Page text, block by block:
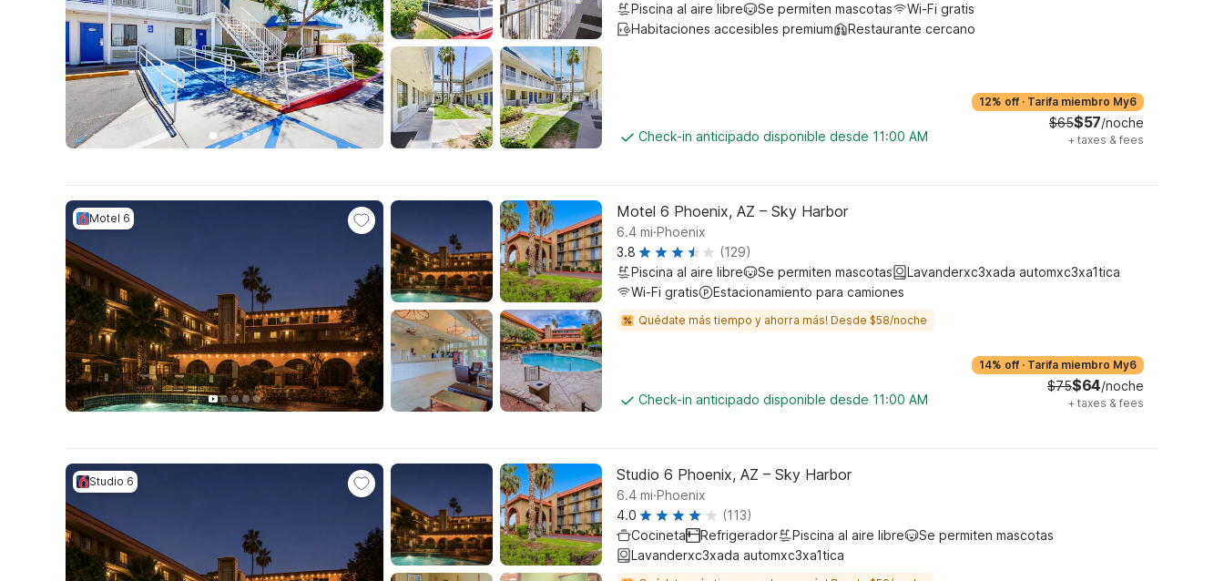
Piscina al aire libre
Se permiten mascotas
Wi-Fi gratis
Habitaciones accesibles premium
Restaurante cercano
Check-in anticipado disponible desde 11:00 AM
12% off · Tarifa miembro My6
$65$57/noche
+ taxes & fees
Motel 6 Motel 6 Phoenix, AZ – Sky Harbor
6.4 mi.Phoenix
3.8
(129)
Piscina al aire libre
Se permiten mascotas
Lavanderxc3xada automxc3xa1tica
Wi-Fi gratis
Estacionamiento para camiones
Quédate más tiempo y ahorra más! Desde $58/noche
Check-in anticipado disponible desde 11:00 AM
14% off · Tarifa miembro My6
$75$64/noche
+ taxes & fees
Studio 6 Studio 6 Phoenix, AZ – Sky Harbor
6.4 mi.Phoenix
4.0
(113)
Cocineta
Refrigerador Piscina al aire libre
Se permiten mascotas
Lavanderxc3xada automxc3xa1tica